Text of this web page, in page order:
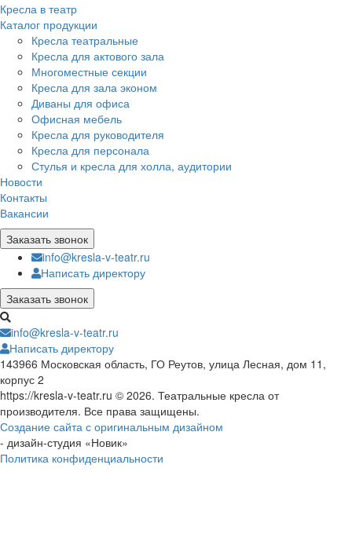
Кресла в театр
Каталог продукции
Кресла театральные
Кресла для актового зала
Многоместные секции
Кресла для зала эконом
Диваны для офиса
Офисная мебель
Кресла для руководителя
Кресла для персонала
Стулья и кресла для холла, аудитории
Новости
Контакты
Вакансии
Заказать звонок
info@kresla-v-teatr.ru
Написать директору
Заказать звонок
info@kresla-v-teatr.ru
Написать директору
143966 Московская область, ГО Реутов, улица Лесная, дом 11,
корпус 2
https://kresla-v-teatr.ru © 2026. Театральные кресла от
производителя. Все права защищены.
Создание сайта с оригинальным дизайном
- дизайн-студия «Новик»
Политика конфиденциальности